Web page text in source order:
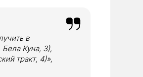
в
Куна, 3),
тракт, 4)»,